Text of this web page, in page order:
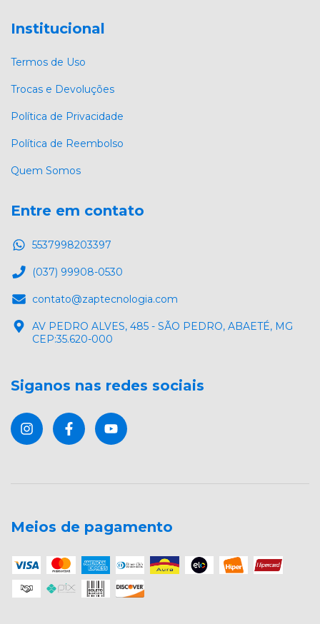
Institucional
Termos de Uso
Trocas e Devoluções
Política de Privacidade
Política de Reembolso
Quem Somos
Entre em contato
5537998203397
(037) 99908-0530
contato@zaptecnologia.com
AV PEDRO ALVES, 485 - SÃO PEDRO, ABAETÉ, MG
CEP:35.620-000
Siganos nas redes sociais
Meios de pagamento